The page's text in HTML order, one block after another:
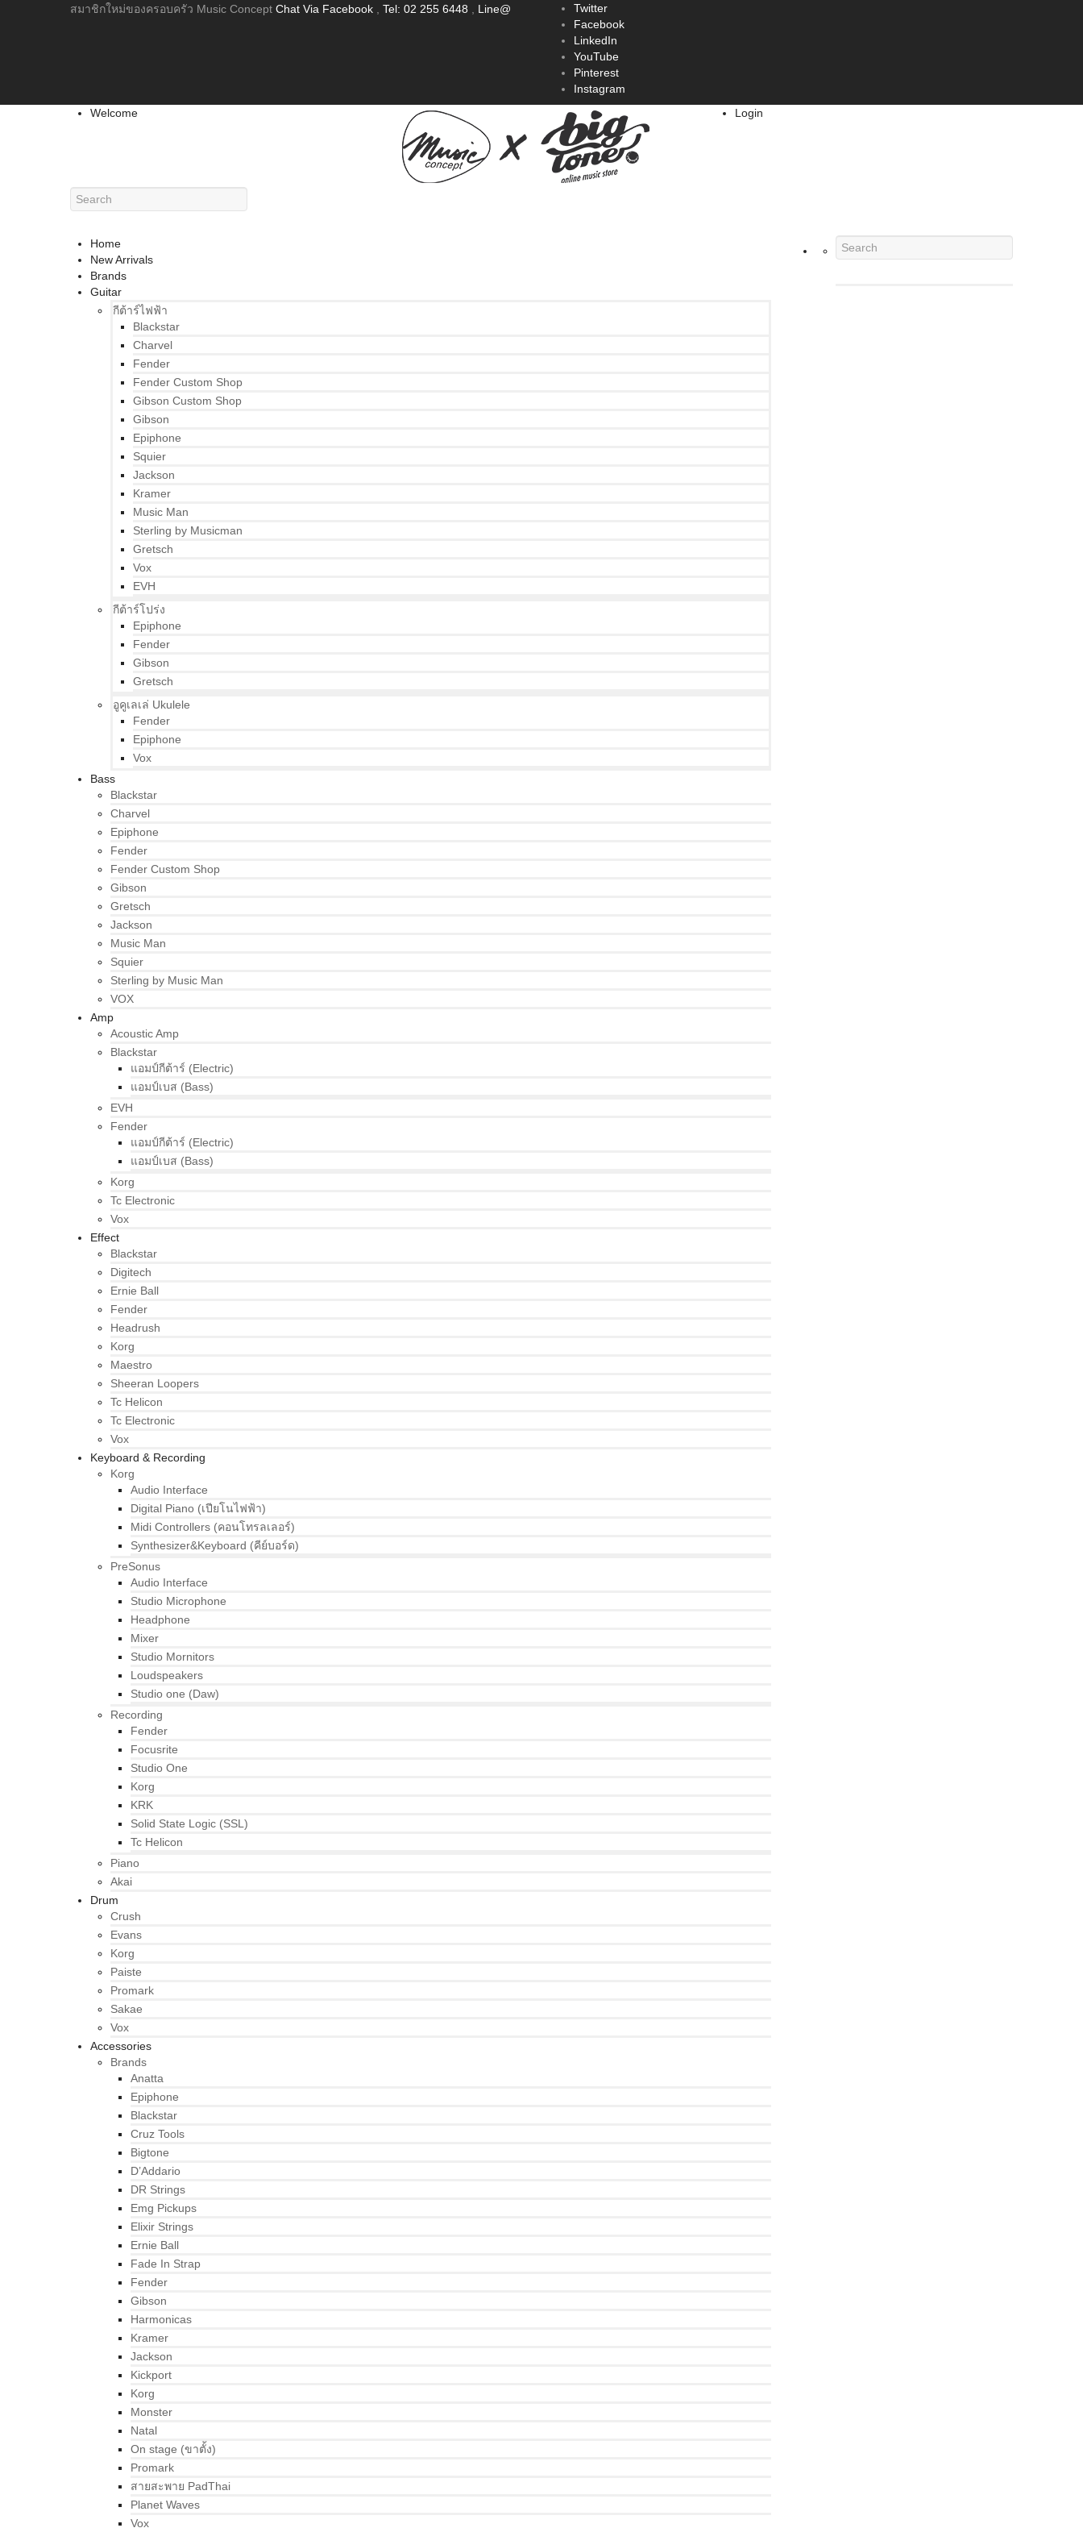
สมาชิกใหม่ของครอบครัว Music Concept Chat Via Facebook Tel: 02 255 6448 Line@
Twitter
Facebook
LinkedIn
YouTube
Pinterest
Instagram
Welcome
Login
Home
New Arrivals
Brands
Guitar
กีต้าร์ไฟฟ้า
Blackstar
Charvel
Fender
Fender Custom Shop
Gibson Custom Shop
Gibson
Epiphone
Squier
Jackson
Kramer
Music Man
Sterling by Musicman
Gretsch
Vox
EVH
กีต้าร์โปร่ง
Epiphone
Fender
Gibson
Gretsch
อูคูเลเล่ Ukulele
Fender
Epiphone
Vox
Bass
Blackstar
Charvel
Epiphone
Fender
Fender Custom Shop
Gibson
Gretsch
Jackson
Music Man
Squier
Sterling by Music Man
VOX
Amp
Acoustic Amp
Blackstar
แอมป์กีต้าร์ (Electric)
แอมป์เบส (Bass)
EVH
Fender
แอมป์กีต้าร์ (Electric)
แอมป์เบส (Bass)
Korg
Tc Electronic
Vox
Effect
Blackstar
Digitech
Ernie Ball
Fender
Headrush
Korg
Maestro
Sheeran Loopers
Tc Helicon
Tc Electronic
Vox
Keyboard & Recording
Korg
Audio Interface
Digital Piano (เปียโนไฟฟ้า)
Midi Controllers (คอนโทรลเลอร์)
Synthesizer&Keyboard (คีย์บอร์ด)
PreSonus
Audio Interface
Studio Microphone
Headphone
Mixer
Studio Mornitors
Loudspeakers
Studio one (Daw)
Recording
Fender
Focusrite
Studio One
Korg
KRK
Solid State Logic (SSL)
Tc Helicon
Piano
Akai
Drum
Crush
Evans
Korg
Paiste
Promark
Sakae
Vox
Accessories
Brands
Anatta
Epiphone
Blackstar
Cruz Tools
Bigtone
D’Addario
DR Strings
Emg Pickups
Elixir Strings
Ernie Ball
Fade In Strap
Fender
Gibson
Harmonicas
Kramer
Jackson
Kickport
Korg
Monster
Natal
On stage (ขาตั้ง)
Promark
สายสะพาย PadThai
Planet Waves
Vox